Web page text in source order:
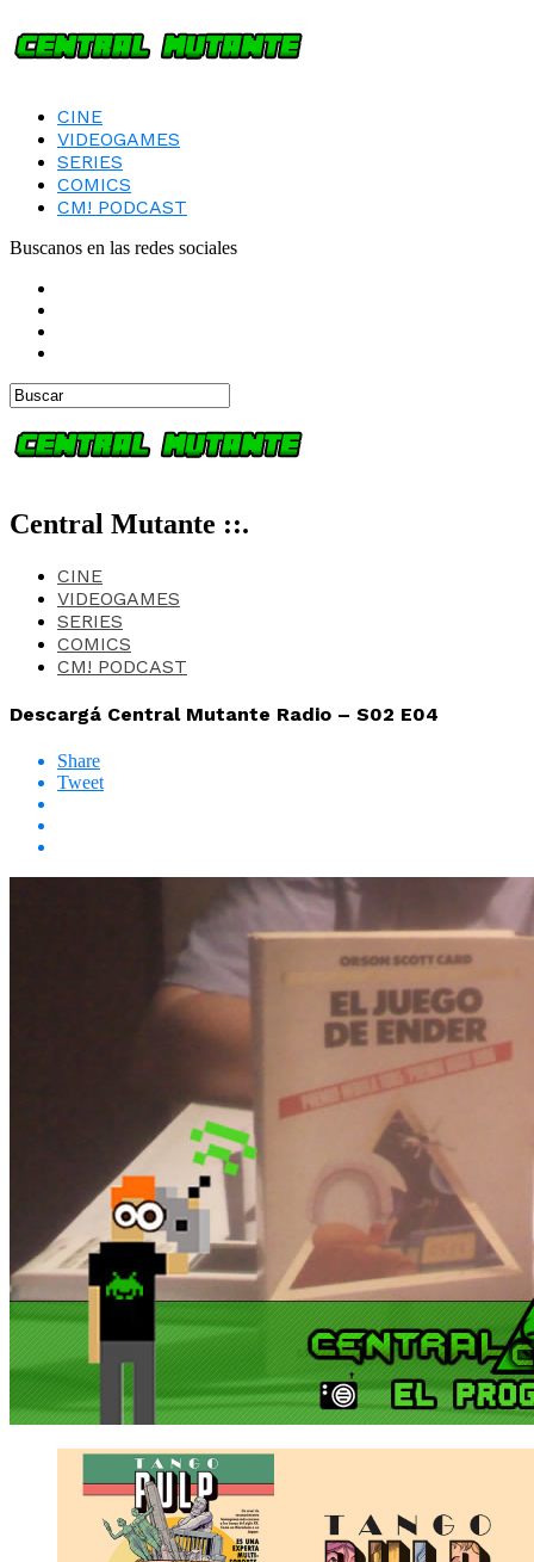
CINE
VIDEOGAMES
SERIES
COMICS
CM! PODCAST
Buscanos en las redes sociales
Central Mutante ::.
CINE
VIDEOGAMES
SERIES
COMICS
CM! PODCAST
Descargá Central Mutante Radio – S02 E04
Share
Tweet